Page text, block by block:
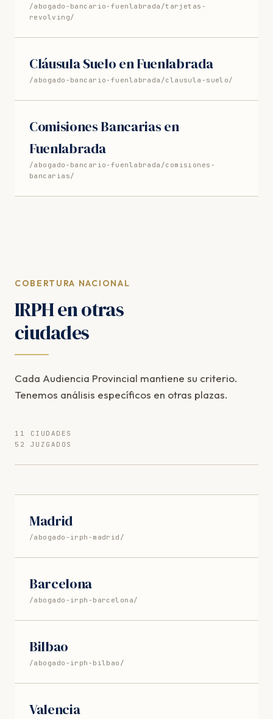
/abogado-bancario-fuenlabrada/tarjetas-
revolving/
Cláusula Suelo en Fuenlabrada
/abogado-bancario-fuenlabrada/clausula-suelo/
Comisiones Bancarias en
Fuenlabrada
/abogado-bancario-fuenlabrada/comisiones-
bancarias/
COBERTURA NACIONAL
IRPH en otras
ciudades
Cada Audiencia Provincial mantiene su criterio.
Tenemos análisis específicos en otras plazas.
11 CIUDADES
52 JUZGADOS
Madrid
/abogado-irph-madrid/
Barcelona
/abogado-irph-barcelona/
Bilbao
/abogado-irph-bilbao/
Valencia